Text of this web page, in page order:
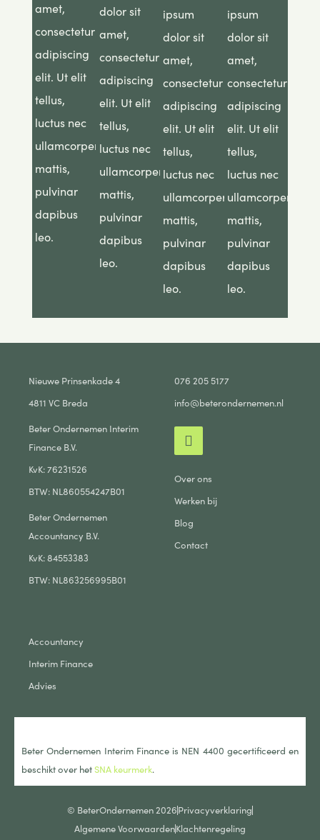
amet,
consectetur
adipiscing
elit. Ut elit
tellus,
luctus nec
ullamcorper
mattis,
pulvinar
dapibus
leo.
dolor sit
amet,
consectetur
adipiscing
elit. Ut elit
tellus,
luctus nec
ullamcorper
mattis,
pulvinar
dapibus
leo.
ipsum
dolor sit
amet,
consectetur
adipiscing
elit. Ut elit
tellus,
luctus nec
ullamcorper
mattis,
pulvinar
dapibus
leo.
ipsum
dolor sit
amet,
consectetur
adipiscing
elit. Ut elit
tellus,
luctus nec
ullamcorper
mattis,
pulvinar
dapibus
leo.
Nieuwe Prinsenkade 4
4811 VC Breda
Beter Ondernemen Interim
Finance B.V.
KvK: 76231526
BTW: NL860554247B01
Beter Ondernemen
Accountancy B.V.
KvK: 84553383
BTW: NL863256995B01
076 205 5177
info@beterondernemen.nl
Over ons
Werken bij
Blog
Contact
Accountancy
Interim Finance
Advies
Beter Ondernemen Interim Finance is NEN 4400 gecertificeerd en
beschikt over hetSNA keurmerk.
© BeterOndernemen 2026Privacyverklaring
Algemene VoorwaardenKlachtenregeling